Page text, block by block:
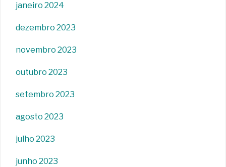
janeiro 2024
dezembro 2023
novembro 2023
outubro 2023
setembro 2023
agosto 2023
julho 2023
junho 2023